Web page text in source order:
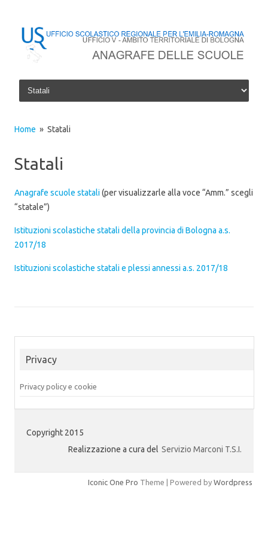
Skip to content
Home » Statali
Statali
Anagrafe scuole statali(per visualizzarle alla voce “Amm.” scegli
“statale”)
Istituzioni scolastiche statali della provincia di Bologna a.s.
2017/18
Istituzioni scolastiche statali e plessi annessi a.s. 2017/18
Privacy
Privacy policy e cookie
Copyright 2015
Realizzazione a cura del Servizio Marconi T.S.I.
Iconic One Pro Theme | Powered by Wordpress